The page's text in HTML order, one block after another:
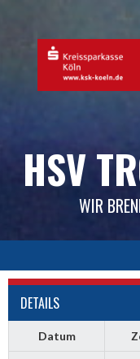
HSV
WIR
DETAILS
Datum